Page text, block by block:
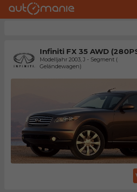
Infiniti FX 35 AWD
Modelljahr 2003, J - Segment (
Geländewagen)